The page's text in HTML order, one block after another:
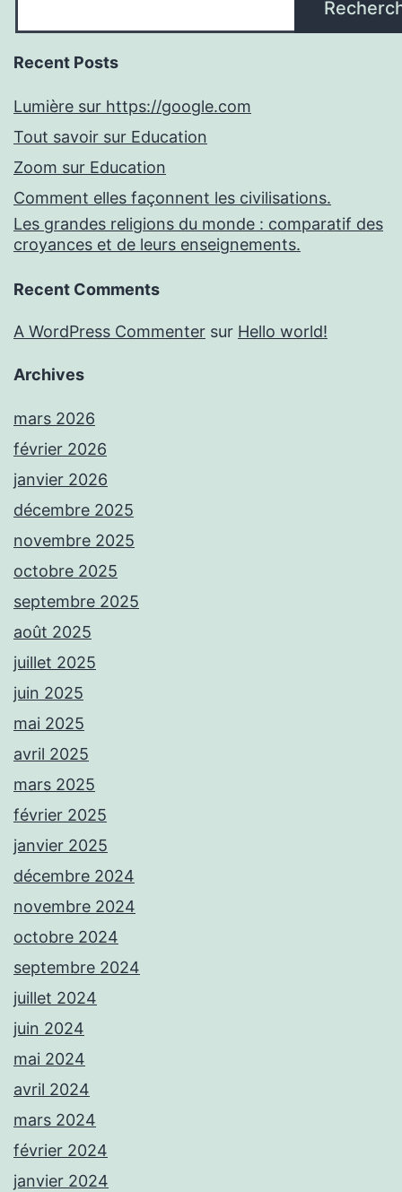
Recent Posts
Lumière sur https://google.com
Tout savoir sur Education
Zoom sur Education
Comment elles façonnent les civilisations.
Les grandes religions du monde : comparatif des
croyances et de leurs enseignements.
Recent Comments
A WordPress Commenter sur Hello world!
Archives
mars 2026
février 2026
janvier 2026
décembre 2025
novembre 2025
octobre 2025
septembre 2025
août 2025
juillet 2025
juin 2025
mai 2025
avril 2025
mars 2025
février 2025
janvier 2025
décembre 2024
novembre 2024
octobre 2024
septembre 2024
juillet 2024
juin 2024
mai 2024
avril 2024
mars 2024
février 2024
janvier 2024